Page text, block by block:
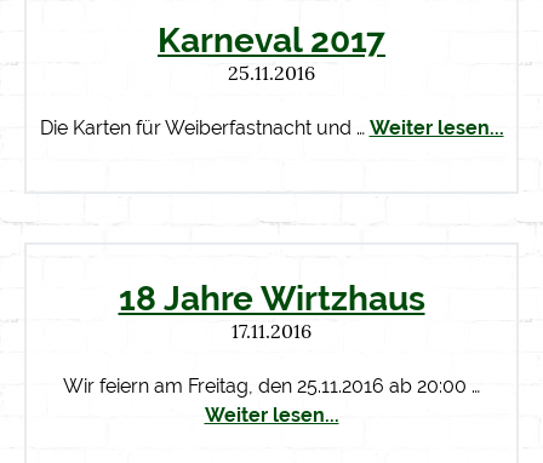
Karneval 2017
25.11.2016
Die Karten für Weiberfastnacht und … Weiter lesen...
18 Jahre Wirtzhaus
17.11.2016
Wir feiern am Freitag, den 25.11.2016 ab 20:00 …
Weiter lesen...